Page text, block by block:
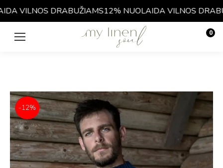
VILNOS DRABUŽIAMS12% NUOLAIDA VILNOS
0
-12%